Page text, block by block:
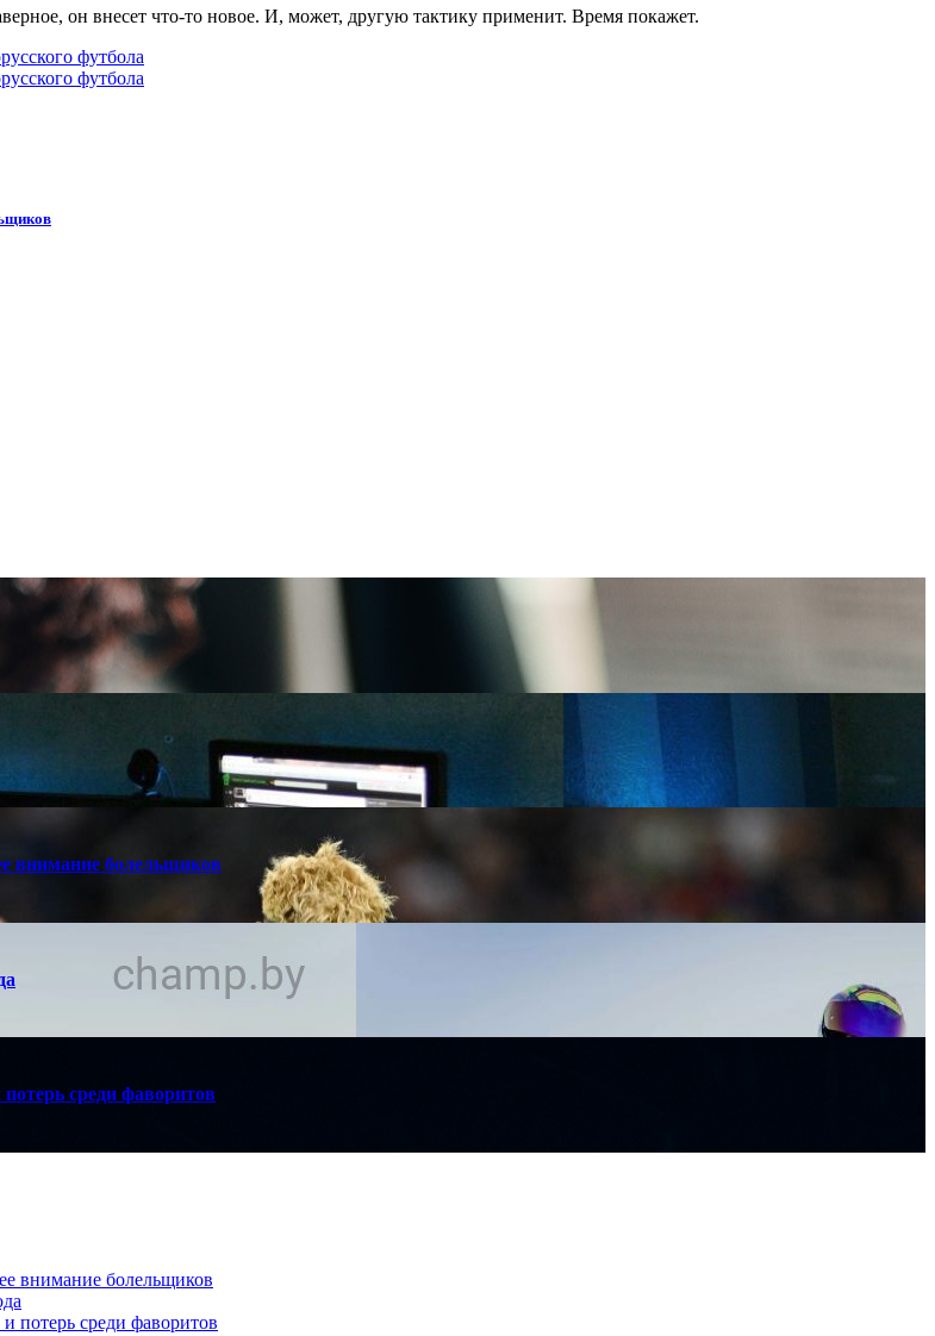
он внесет что-то новое. И, может, другую тактику применит. Время покажет.
футбола
футбола
внимание болельщиков
среди фаворитов
внимание болельщиков
потерь среди фаворитов